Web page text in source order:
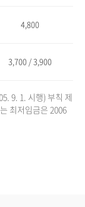
4,800
3,700 / 3,900
9. 1. 시행) 부칙 제
최저임금은 2006